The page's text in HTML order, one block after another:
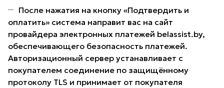
После нажатия на кнопку «Подтвердить и
оплатить» система направит вас на сайт
провайдера электронных платежей belassist.by,
обеспечивающего безопасность платежей.
Авторизационный сервер устанавливает с
покупателем соединение по защищённому
протоколу TLS и принимает от покупателя